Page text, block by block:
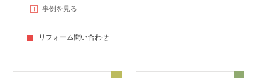
事例を見る
リフォーム問い合わせ